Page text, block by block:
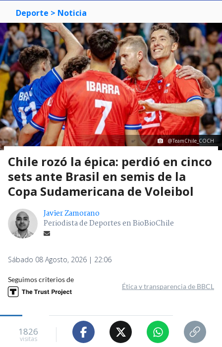
Deporte > Noticia
@TeamChile_COCH
Chile rozó la épica: perdió en cinco
sets ante Brasil en semis de la
Copa Sudamericana de Voleibol
Javier Zamorano
Periodista de Deportes en BioBioChile
Sábado 08 Agosto, 2026 | 22:06
Seguimos criterios de
Ética y transparencia de BBCL
1826
visitas